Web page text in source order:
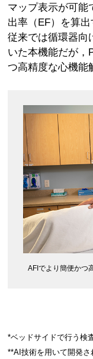
マップ表示が可能
出率（EF）を算出
従来では循環器向
いた本機能だが，
つ高精度な心機能
AFIでより簡便かつ
*ベッドサイドで行う検
**AI技術を用いて開発